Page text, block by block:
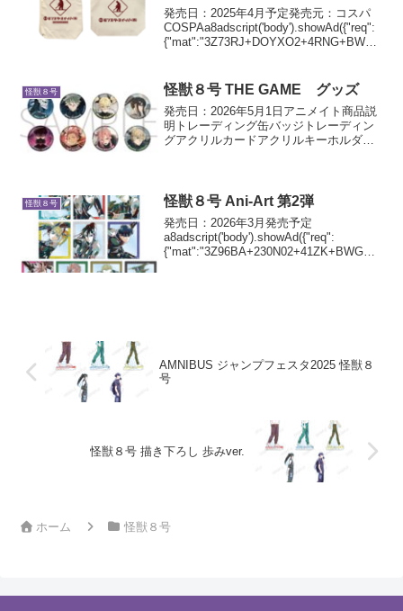
発売日：2025年4月予定発売元：コスパ
COSPAa8adscript('body').showAd({"req":
{"mat":"3Z73RJ+DOYXO2+4RNG+BWGD
怪獣８号 怪獣８号 THE GAME グッズ
発売日：2026年5月1日アニメイト商品説
明トレーディング缶バッジトレーディン
グアクリルカードアクリルキーホルダー
怪獣８号 怪獣８号 Ani-Art 第2弾
発売日：2026年3月発売予定
a8adscript('body').showAd({"req":
{"mat":"3Z96BA+230N02+41ZK+BWGDT
AMNIBUS ジャンプフェスタ2025 怪獣８
号
怪獣８号 描き下ろし 歩みver.
ホーム 怪獣８号